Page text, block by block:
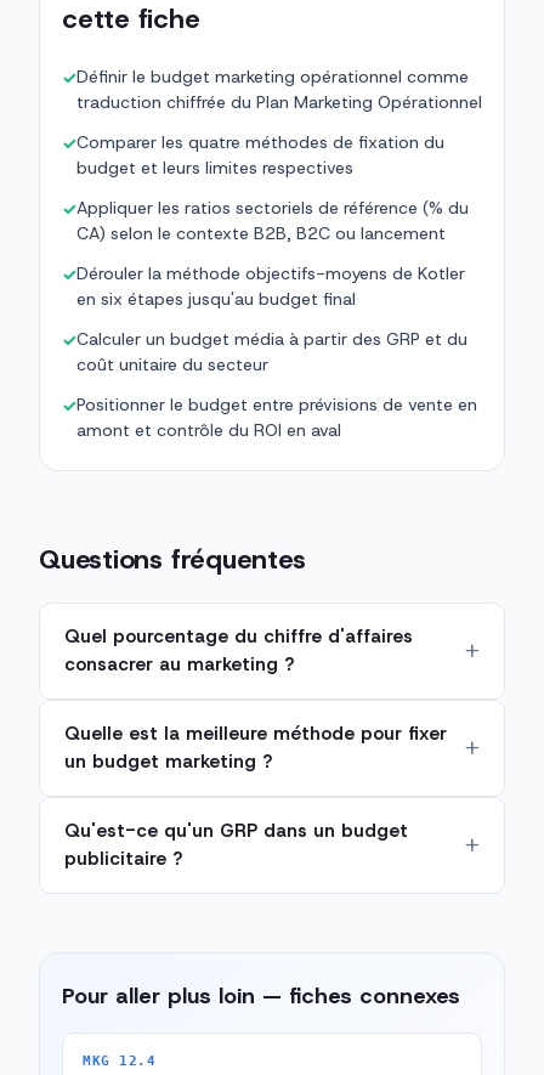
cette fiche
✓Définir le budget marketing opérationnel comme
traduction chiffrée du Plan Marketing Opérationnel
✓Comparer les quatre méthodes de fixation du
budget et leurs limites respectives
✓Appliquer les ratios sectoriels de référence (% du
CA) selon le contexte B2B, B2C ou lancement
✓Dérouler la méthode objectifs-moyens de Kotler
en six étapes jusqu'au budget final
✓Calculer un budget média à partir des GRP et du
coût unitaire du secteur
✓Positionner le budget entre prévisions de vente en
amont et contrôle du ROI en aval
Questions fréquentes
Quel pourcentage du chiffre d'affaires
consacrer au marketing ?
Quelle est la meilleure méthode pour fixer
un budget marketing ?
Qu'est-ce qu'un GRP dans un budget
publicitaire ?
Pour aller plus loin — fiches connexes
MKG 12.4